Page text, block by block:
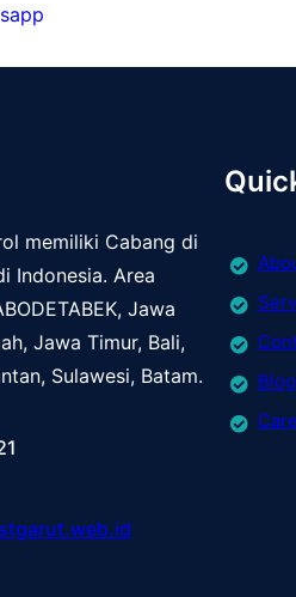
memiliki Cabang di
Indonesia. Area
Jawa
Jawa Timur, Bali,
Sulawesi, Batam.
Blog